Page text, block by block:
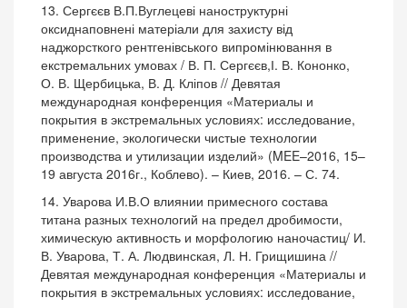
13. Сергєєв В.П.Вуглецеві наноструктурні
оксиднаповнені матеріали для захисту від
наджорсткого рентгенівського випромінювання в
екстремальних умовах / В. П. Сергєєв,І. В. Кононко,
О. В. Щербицька, В. Д. Кліпов // Девятая
международная конференция «Материалы и
покрытия в экстремальных условиях: исследование,
применение, экологически чистые технологии
производства и утилизации изделий» (MEE–2016, 15–
19 августа 2016г., Коблево). – Киев, 2016. – С. 74.
14. Уварова И.В.О влиянии примесного состава
титана разных технологий на предел дробимости,
химическую активность и морфологию наночастиц/ И.
В. Уварова, Т. А. Людвинская, Л. Н. Грищишина //
Девятая международная конференция «Материалы и
покрытия в экстремальных условиях: исследование,